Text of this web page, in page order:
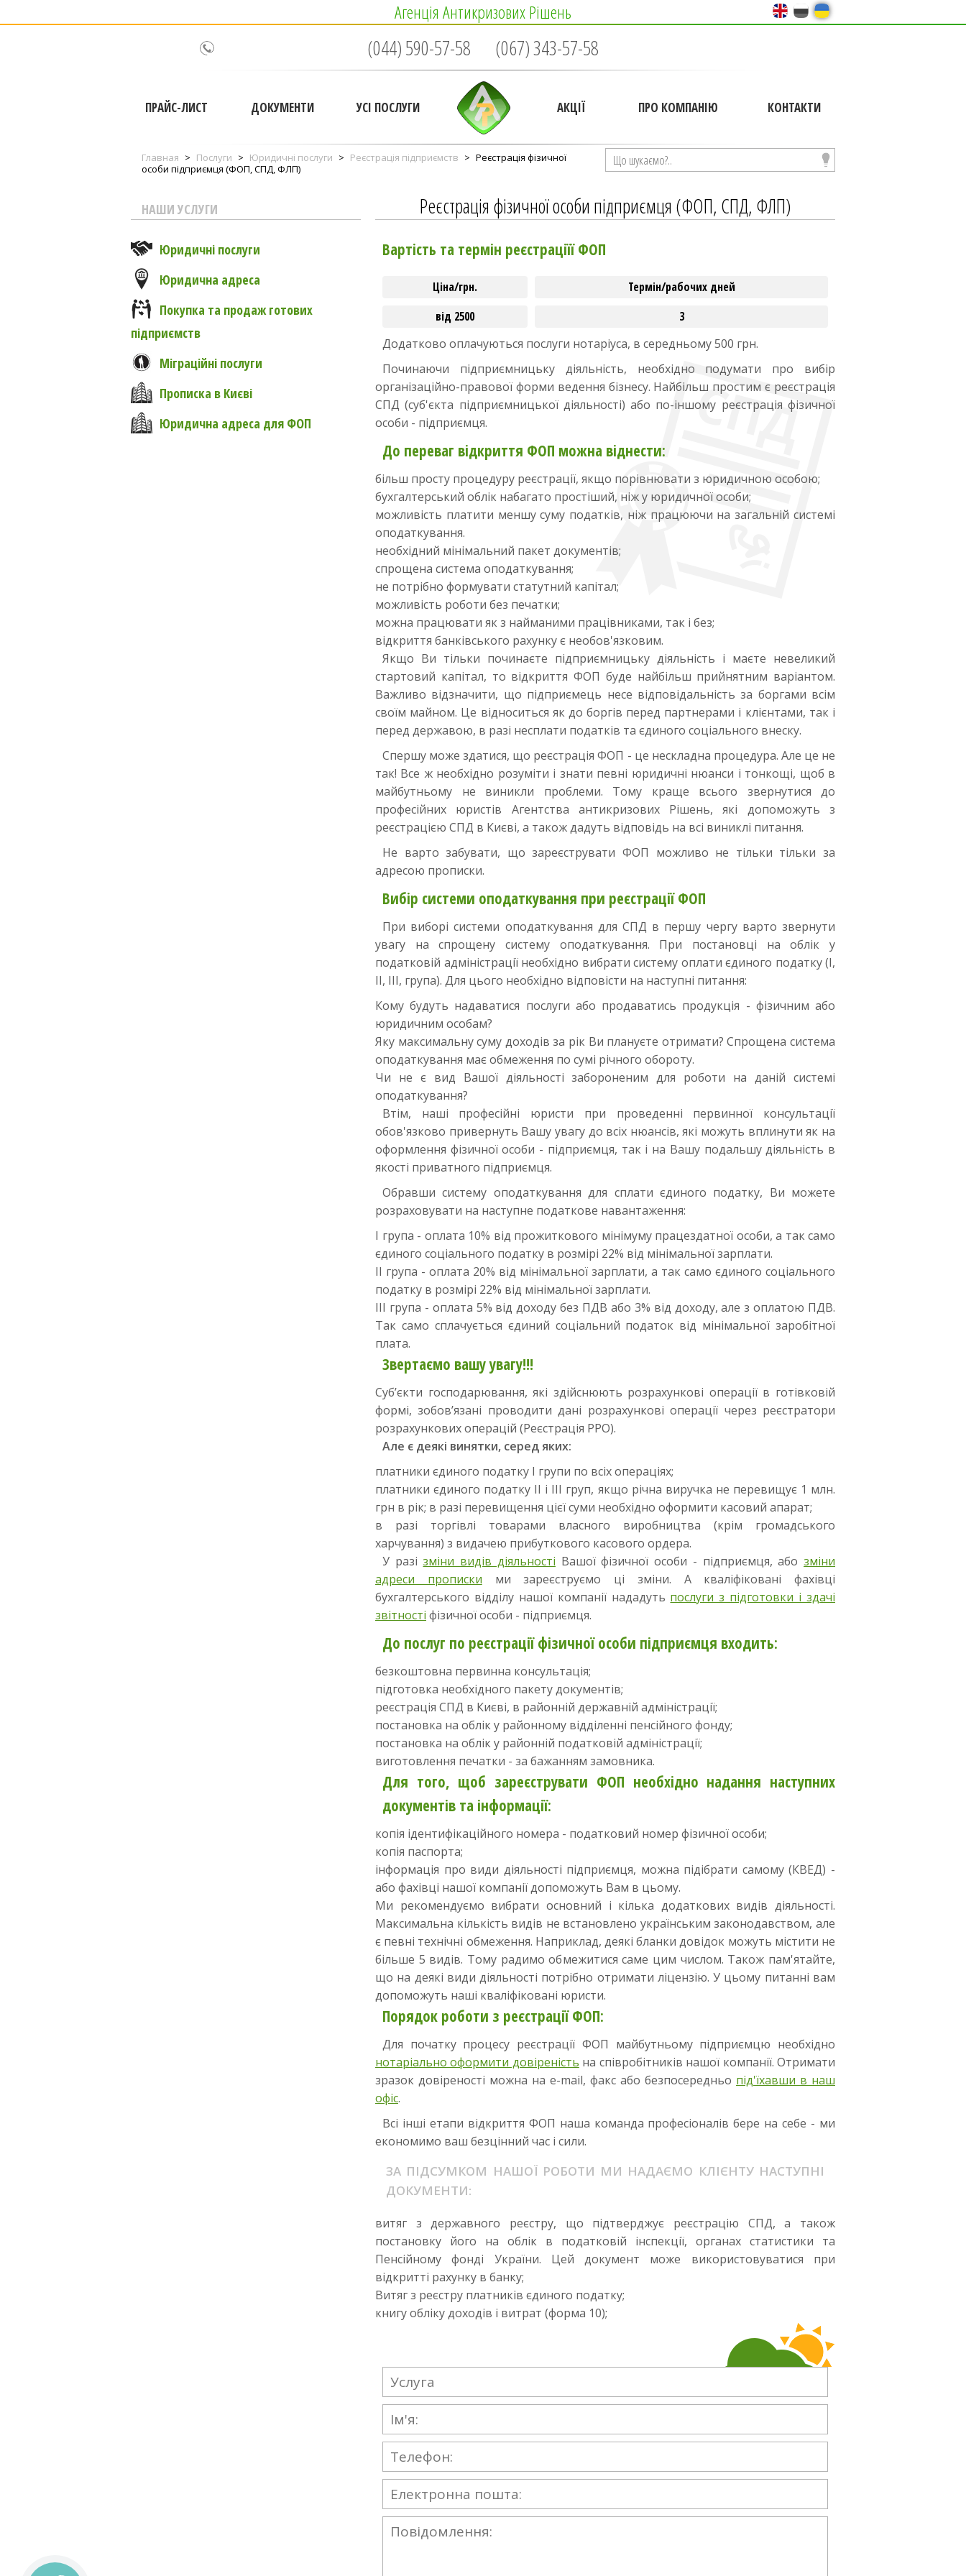
Агенція Антикризових Рішень
(044) 590-57-58 (067) 343-57-58
ПРАЙС-ЛИСТ ДОКУМЕНТИ УСІ ПОСЛУГИ АКЦІЇ ПРО КОМПАНІЮ КОНТАКТИ
Главная > Послуги > Юридичні послуги > Реєстрація підприємств > Реєстрація фізичної
особи підприємця (ФОП, СПД, ФЛП)
НАШИ УСЛУГИ
Юридичні послуги
Юридична адреса
Покупка та продаж готових
підприємств
Міграційні послуги
Прописка в Києві
Юридична адреса для ФОП
Реєстрація фізичної особи підприємця (ФОП, СПД, ФЛП)
Вартість та термін реєстраціїї ФОП
Ціна/грн.
Термін/рабочих дней
від 2500
3
Додатково оплачуються послуги нотаріуса, в середньому 500 грн.
Починаючи підприємницьку діяльність, необхідно подумати про вибір
організаційно-правової форми ведення бізнесу. Найбільш простим є реєстрація
СПД (суб'єкта підприємницької діяльності) або по-іншому реєстрація фізичної
особи - підприємця.
До переваг відкриття ФОП можна віднести:
більш просту процедуру реєстрації, якщо порівнювати з юридичною особою;
бухгалтерський облік набагато простіший, ніж у юридичної особи;
можливість платити меншу суму податків, ніж працюючи на загальній системі
оподаткування.
необхідний мінімальний пакет документів;
спрощена система оподаткування;
не потрібно формувати статутний капітал;
можливість роботи без печатки;
можна працювати як з найманими працівниками, так і без;
відкриття банківського рахунку є необов'язковим.
Якщо Ви тільки починаєте підприємницьку діяльність і маєте невеликий
стартовий капітал, то відкриття ФОП буде найбільш прийнятним варіантом.
Важливо відзначити, що підприємець несе відповідальність за боргами всім
своїм майном. Це відноситься як до боргів перед партнерами і клієнтами, так і
перед державою, в разі несплати податків та єдиного соціального внеску.
Спершу може здатися, що реєстрація ФОП - це нескладна процедура. Але це не
так! Все ж необхідно розуміти і знати певні юридичні нюанси і тонкощі, щоб в
майбутньому не виникли проблеми. Тому краще всього звернутися до
професійних юристів Агентства антикризових Рішень, які допоможуть з
реєстрацією СПД в Києві, а також дадуть відповідь на всі виниклі питання.
Не варто забувати, що зареєструвати ФОП можливо не тільки тільки за
адресою прописки.
Вибір системи оподаткування при реєстрації ФОП
При виборі системи оподаткування для СПД в першу чергу варто звернути
увагу на спрощену систему оподаткування. При постановці на облік у
податковій адміністрації необхідно вибрати систему оплати єдиного податку (I,
II, III, група). Для цього необхідно відповісти на наступні питання:
Кому будуть надаватися послуги або продаватись продукція - фізичним або
юридичним особам?
Яку максимальну суму доходів за рік Ви плануєте отримати? Спрощена система
оподаткування має обмеження по сумі річного обороту.
Чи не є вид Вашої діяльності забороненим для роботи на даній системі
оподаткування?
Втім, наші професійні юристи при проведенні первинної консультації
обов'язково привернуть Вашу увагу до всіх нюансів, які можуть вплинути як на
оформлення фізичної особи - підприємця, так і на Вашу подальшу діяльність в
якості приватного підприємця.
Обравши систему оподаткування для сплати єдиного податку, Ви можете
розраховувати на наступне податкове навантаження:
I група - оплата 10% від прожиткового мінімуму працездатної особи, а так само
єдиного соціального податку в розмірі 22% від мінімальної зарплати.
II група - оплата 20% від мінімальної зарплати, а так само єдиного соціального
податку в розмірі 22% від мінімальної зарплати.
III група - оплата 5% від доходу без ПДВ або 3% від доходу, але з оплатою ПДВ.
Так само сплачується єдиний соціальний податок від мінімальної заробітної
плата.
Звертаємо вашу увагу!!!
Суб’єкти господарювання, які здійснюють розрахункові операції в готівковій
формі, зобов’язані проводити дані розрахункові операції через реєстратори
розрахункових операцій (Реєстрація РРО).
Але є деякі винятки, серед яких:
платники єдиного податку I групи по всіх операціях;
платники єдиного податку II і III груп, якщо річна виручка не перевищує 1 млн.
грн в рік; в разі перевищення цієї суми необхідно оформити касовий апарат;
в разі торгівлі товарами власного виробництва (крім громадського
харчування) з видачею прибуткового касового ордера.
У разізміни видів діяльності Вашої фізичної особи - підприємця, абозміни
адреси прописки ми зареєструємо ці зміни. А кваліфіковані фахівці
бухгалтерського відділу нашої компанії нададуть послуги з підготовки і здачі
звітності фізичної особи - підприємця.
До послуг по реєстрації фізичної особи підприємця входить:
безкоштовна первинна консультація;
підготовка необхідного пакету документів;
реєстрація СПД в Києві, в районній державній адміністрації;
постановка на облік у районному відділенні пенсійного фонду;
постановка на облік у районній податковій адміністрації;
виготовлення печатки - за бажанням замовника.
Для того, щоб зареєструвати ФОП необхідно надання наступних
документів та інформації:
копія ідентифікаційного номера - податковий номер фізичної особи;
копія паспорта;
інформація про види діяльності підприємця, можна підібрати самому (КВЕД) -
або фахівці нашої компанії допоможуть Вам в цьому.
Ми рекомендуємо вибрати основний і кілька додаткових видів діяльності.
Максимальна кількість видів не встановлено українським законодавством, але
є певні технічні обмеження. Наприклад, деякі бланки довідок можуть містити не
більше 5 видів. Тому радимо обмежитися саме цим числом. Також пам'ятайте,
що на деякі види діяльності потрібно отримати ліцензію. У цьому питанні вам
допоможуть наші кваліфіковані юристи.
Порядок роботи з реєстрації ФОП:
Для початку процесу реєстрації ФОП майбутньому підприємцю необхідно
нотаріально оформити довіреність на співробітників нашої компанії. Отримати
зразок довіреності можна на e-mail, факс або безпосередньо під'їхавши в наш
офіс.
Всі інші етапи відкриття ФОП наша команда професіоналів бере на себе - ми
економимо ваш безцінний час і сили.
ЗА ПІДСУМКОМ НАШОЇ РОБОТИ МИ НАДАЄМО КЛІЄНТУ НАСТУПНІ
ДОКУМЕНТИ:
витяг з державного реєстру, що підтверджує реєстрацію СПД, а також
постановку його на облік в податковій інспекції, органах статистики та
Пенсійному фонді України. Цей документ може використовуватися при
відкритті рахунку в банку;
Витяг з реєстру платників єдиного податку;
книгу обліку доходів і витрат (форма 10);